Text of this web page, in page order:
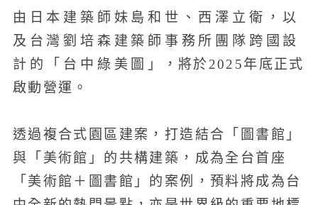
由日本建築師妹島和世、西澤立衛，以
及台灣劉培森建築師事務所團隊跨國設
計的「台中綠美圖」，將於2025年底正式
啟動營運。
透過複合式園區建案，打造結合「圖書館」
與「美術館」的共構建築，成為全台首座
「美術館＋圖書館」的案例，預料將成為台